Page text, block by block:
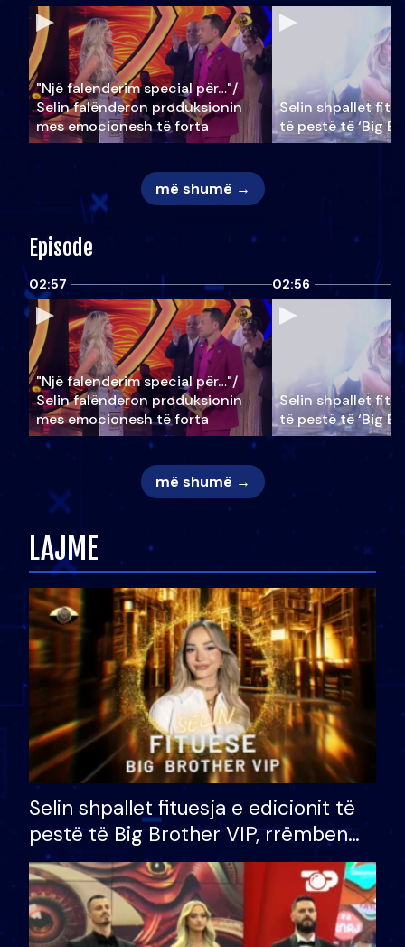
"Një falenderim special për…"/
Selin falënderon produksionin
mes emocionesh të forta
Selin shpallet
të pestë të ‘Big
më shumë →
Episode
02:57
"Një falenderim special për…"/
Selin falënderon produksionin
mes emocionesh të forta
02:56
Selin shpallet
të pestë të ‘Big
më shumë →
LAJME
Selin shpallet fituesja e edicionit të
pestë të Big Brother VIP, rrëmben
çmimin e madh prej 100 mijë eurosh